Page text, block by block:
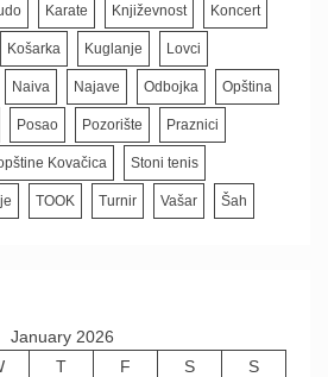
Karate Književnost Koncert
Košarka Kuglanje Lovci
Naiva Najave Odbojka Opština
Posao Pozorište Praznici
Kovačica Stoni tenis
TOOK Turnir Vašar Šah
January 2026
T F S
S